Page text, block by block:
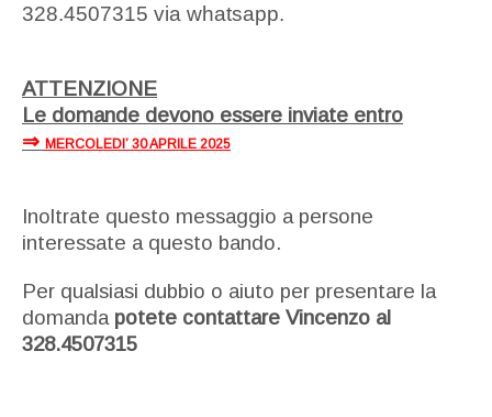
328.4507315 via whatsapp.
ATTENZIONE
Le domande devono essere inviate entro
⇒ MERCOLEDI’ 30 APRILE 2025
Inoltrate questo messaggio a persone
interessate a questo bando.
Per qualsiasi dubbio o aiuto per presentare la
domanda potete contattare Vincenzo al
328.4507315